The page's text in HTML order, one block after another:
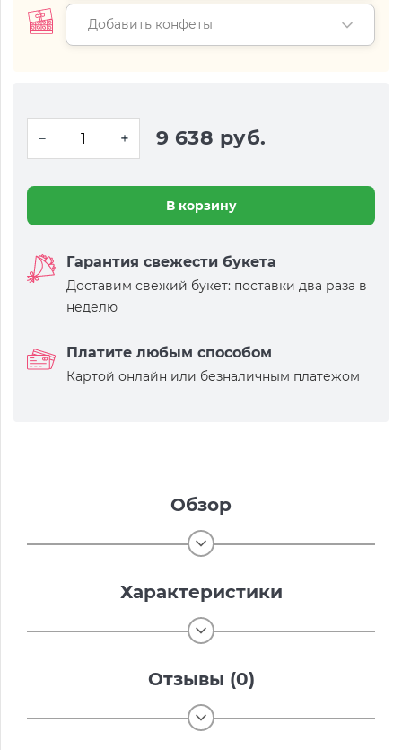
Добавить конфеты
9 638 руб.
В корзину
Гарантия свежести букета
Доставим свежий букет: поставки два раза в
неделю
Платите любым способом
Картой онлайн или безналичным платежом
Обзор
Характеристики
Отзывы (0)